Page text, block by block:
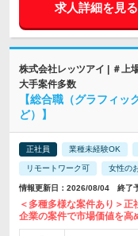
求人詳細を見る
株式会社レッツアイ | ＃上
大手案件多数
【総合職（グラフィ
ど）】
正社員 業種未経験OK
リモートワーク可 女性の
情報更新日：2026/08/04 終了
＜多種多様な案件あり＞
企業の案件で市場価値を高